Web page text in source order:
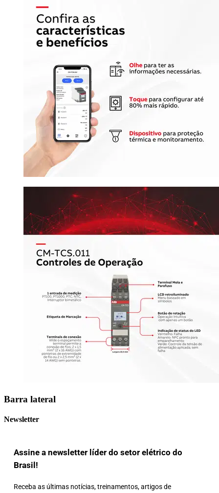
Barra lateral
Newsletter
Assine a newsletter líder do setor elétrico do
Brasil!
Receba as últimas notícias, treinamentos, artigos de